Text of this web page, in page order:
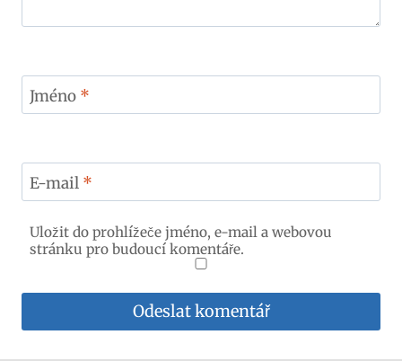
Jméno *
E-mail *
Uložit do prohlížeče jméno, e-mail a webovou
stránku pro budoucí komentáře.